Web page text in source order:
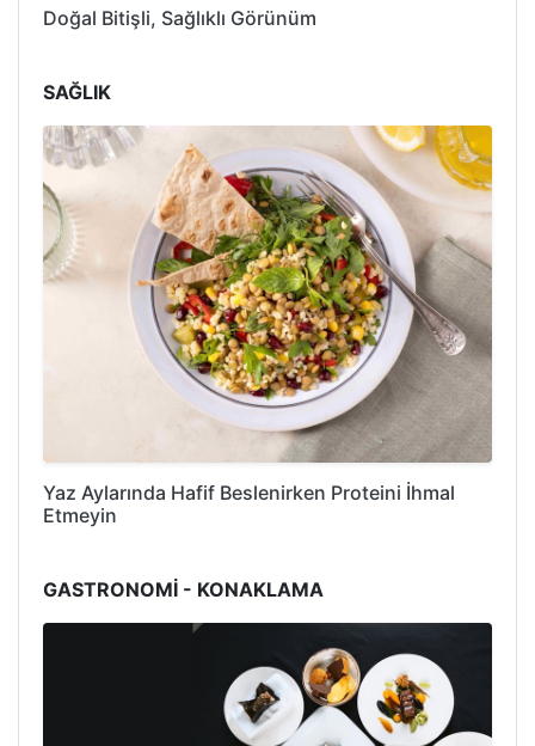
Doğal Bitişli, Sağlıklı Görünüm
SAĞLIK
Yaz Aylarında Hafif Beslenirken Proteini İhmal
Etmeyin
GASTRONOMİ - KONAKLAMA